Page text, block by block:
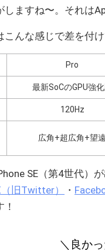
しますね〜。それは
んな感じで差を付
Pro
最新SoCのGPU強
120Hz
広角+超広角+望遠
SE（第4世代）
旧Twitter） ・
＼良か